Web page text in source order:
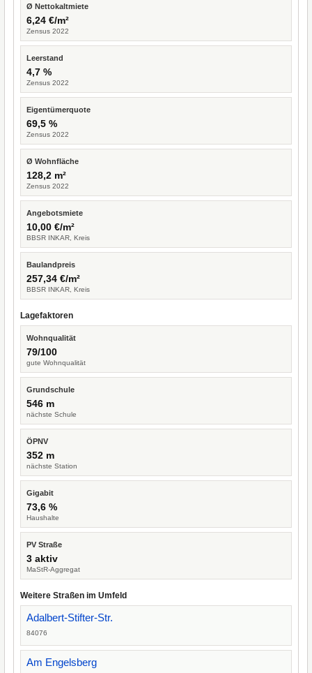
Ø Nettokaltmiete
6,24 €/m²
Zensus 2022
Leerstand
4,7 %
Zensus 2022
Eigentümerquote
69,5 %
Zensus 2022
Ø Wohnfläche
128,2 m²
Zensus 2022
Angebotsmiete
10,00 €/m²
BBSR INKAR, Kreis
Baulandpreis
257,34 €/m²
BBSR INKAR, Kreis
Lagefaktoren
Wohnqualität
79/100
gute Wohnqualität
Grundschule
546 m
nächste Schule
ÖPNV
352 m
nächste Station
Gigabit
73,6 %
Haushalte
PV Straße
3 aktiv
MaStR-Aggregat
Weitere Straßen im Umfeld
Adalbert-Stifter-Str.
84076
Am Engelsberg